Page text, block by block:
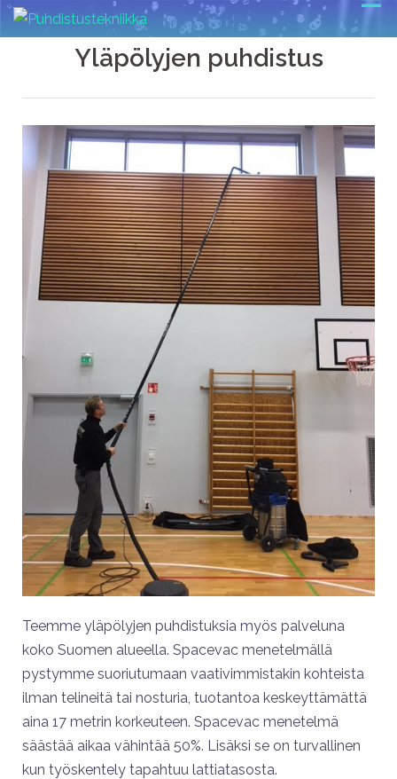
Yläpölyjen puhdistus
Teemme yläpölyjen puhdistuksia myös palveluna
koko Suomen alueella. Spacevac menetelmällä
pystymme suoriutumaan vaativimmistakin kohteista
ilman telineitä tai nosturia, tuotantoa keskeyttämättä
aina 17 metrin korkeuteen. Spacevac menetelmä
säästää aikaa vähintää 50%. Lisäksi se on turvallinen
kun työskentely tapahtuu lattiatasosta.